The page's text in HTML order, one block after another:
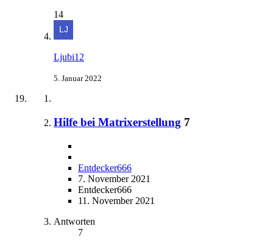
14
Ljubi12
5. Januar 2022
Hilfe bei Matrixerstellung 7
Entdecker666
7. November 2021
Entdecker666
11. November 2021
Antworten
7